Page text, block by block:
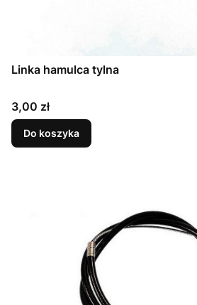
Linka hamulca tylna
Cena
3,00 zł
Do koszyka